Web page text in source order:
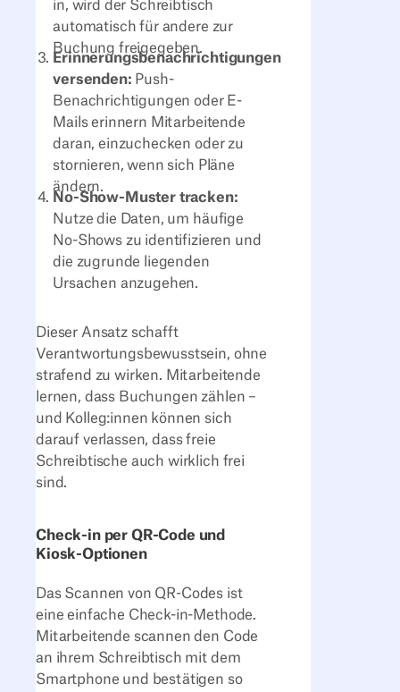
in, wird der Schreibtisch
automatisch für andere zur
Buchung freigegeben.
Erinnerungsbenachrichtigungen
versenden: Push-
Benachrichtigungen oder E-
Mails erinnern Mitarbeitende
daran, einzuchecken oder zu
stornieren, wenn sich Pläne
ändern.
No-Show-Muster tracken:
Nutze die Daten, um häufige
No-Shows zu identifizieren und
die zugrunde liegenden
Ursachen anzugehen.
Dieser Ansatz schafft
Verantwortungsbewusstsein, ohne
strafend zu wirken. Mitarbeitende
lernen, dass Buchungen zählen –
und Kolleg:innen können sich
darauf verlassen, dass freie
Schreibtische auch wirklich frei
sind.
Check-in per QR-Code und
Kiosk-Optionen
Das Scannen von QR-Codes ist
eine einfache Check-in-Methode.
Mitarbeitende scannen den Code
an ihrem Schreibtisch mit dem
Smartphone und bestätigen so